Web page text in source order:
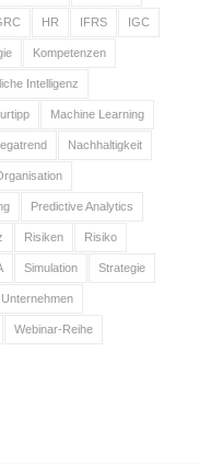
HR IFRS IGC
Kompetenzen
Intelligenz
Machine Learning
Nachhaltigkeit
Predictive Analytics
Risiken Risiko
Simulation Strategie
Unternehmen
Webinar-Reihe